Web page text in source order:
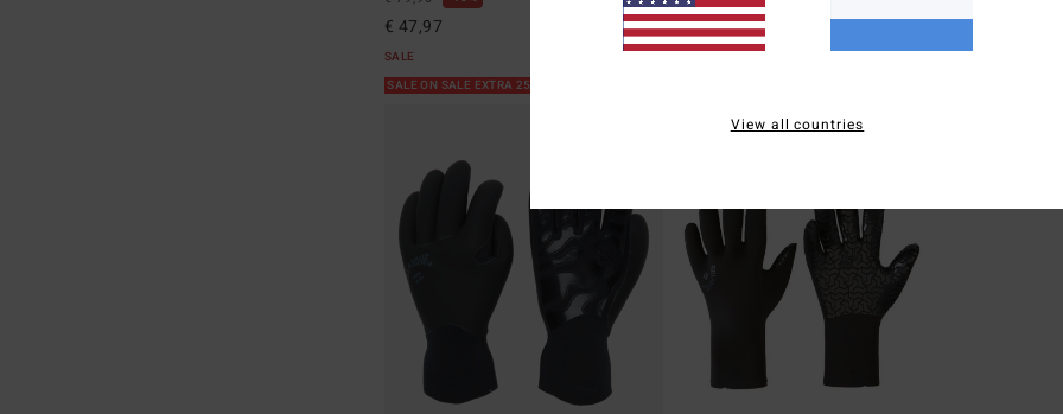
€ 47,97
SALE
SALE ON SALE EXTRA 25%
€ 35,97
SALE
SALE ON SALE
View all countries